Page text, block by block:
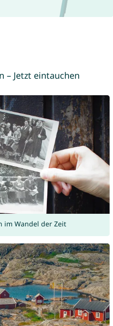
– Jetzt eintauchen
im Wandel der Zeit